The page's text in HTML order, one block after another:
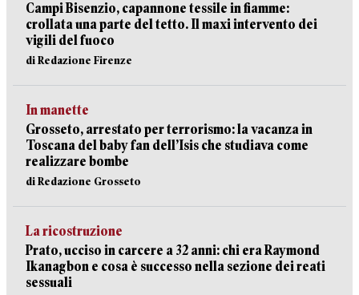
Campi Bisenzio, capannone tessile in fiamme:
crollata una parte del tetto. Il maxi intervento dei
vigili del fuoco
di Redazione Firenze
In manette
Grosseto, arrestato per terrorismo: la vacanza in
Toscana del baby fan dell’Isis che studiava come
realizzare bombe
di Redazione Grosseto
La ricostruzione
Prato, ucciso in carcere a 32 anni: chi era Raymond
Ikanagbon e cosa è successo nella sezione dei reati
sessuali